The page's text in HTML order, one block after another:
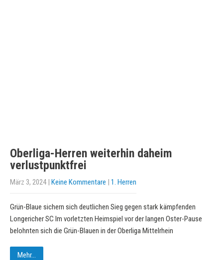
Oberliga-Herren weiterhin daheim
verlustpunktfrei
März 3, 2024| Keine Kommentare | 1. Herren
Grün-Blaue sichern sich deutlichen Sieg gegen stark kämpfenden
Longericher SC Im vorletzten Heimspiel vor der langen Oster-Pause
belohnten sich die Grün-Blauen in der Oberliga Mittelrhein
Mehr...